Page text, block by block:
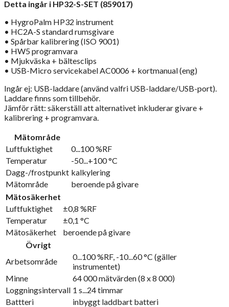
Detta ingår i HP32-S-SET (859017)
• HygroPalm HP32 instrument
• HC2A-S standard rumsgivare
• Spårbar kalibrering (ISO 9001)
• HW5 programvara
• Mjukväska + bältesclips
• USB-Micro servicekabel AC0006 + kortmanual (eng)
Ingår ej: USB-laddare (använd valfri USB-laddare/USB-port).
Laddare finns som tillbehör.
Jämför rätt: säkerställ att alternativet inkluderar givare +
kalibrering + programvara.
Mätområde
Luftfuktighet
0...100 %RF
Temperatur
-50...+100 °C
Dagg-/frostpunkt kalkylering
Mätområde
beroende på givare
Mätosäkerhet
Luftfuktighet
±0,8 %RF
Temperatur
±0,1 °C
Mätosäkerhet
beroende på givare
Övrigt
Arbetsområde
0...100 %RF, -10...60 °C (gäller
instrumentet)
Minne
64 000 mätvärden (8 x 8 000)
Loggningsintervall 1 s...24 timmar
Battteri
inbyggt laddbart batteri